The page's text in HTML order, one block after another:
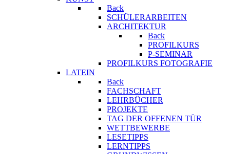
Back
SCHÜLERARBEITEN
ARCHITEKTUR
Back
PROFILKURS
P-SEMINAR
PROFILKURS FOTOGRAFIE
LATEIN
Back
FACHSCHAFT
LEHRBÜCHER
PROJEKTE
TAG DER OFFENEN TÜR
WETTBEWERBE
LESETIPPS
LERNTIPPS